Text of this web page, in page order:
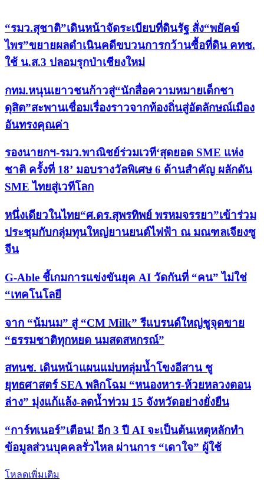
“รมว.สุชาติ”เดินหน้าจัดระเบียบที่ดินรัฐ สั่ง“พยัคฆ์
ไพร”ขยายผลดำเนินคดีขบวนการกว้านซื้อที่ดิน คทช.
ใช้ น.ส.3 ปลอมรุกป่าเชียงใหม่
กทม.หนุนเยาวชนก้าวสู่“นักสื่อความหมายเด็กชา
ดุสิต”สะพานเชื่อมเรื่องราวจากท้องถิ่นสู่อัตลักษณ์เมือง
อันทรงคุณค่า
รองนายกฯ-รมว.พาณิชย์ร่วมเวที‘สุดยอด SME แห่ง
ชาติ ครั้งที่ 18’ มอบรางวัลพิเศษ 6 ด้านสำคัญ ผลักดัน
SME ไทยสู่เวทีโลก
หนึ่งเดียวในไทย“ศ.ดร.สุพรทิพย์ พรหมจรรยา”เข้าร่วม
ประชุมกับกลุ่มทุนใหญ่ยานยนต์ไฟฟ้า ณ มณฑลเจียงซู
จีน
G-Able ชี้เกมการแข่งขันยุค AI วัดกันที่ “คน” ไม่ใช่
“เทคโนโลยี
จาก “น้มนม” สู่ “CM Milk” รีแบรนด์ใหญ่ชูจุดขาย
“ธรรมชาติทุกหยด นมสดสหกรณ์”
สทนช. เดินหน้าแผนแม่บทลุ่มน้ำโขงอีสาน ชู
ยุทธศาสตร์ SEA พลิกโฉม “หนองหาร-ห้วยหลวงตอน
ล่าง” มุ่งแก้แล้ง-ลดน้ำท่วม 15 จังหวัดอย่างยั่งยืน
“การ์ทเนอร์”เตือน! อีก 3 ปี AI จะเป็นต้นเหตุหลักทำ
ข้อมูลส่วนบุคคลรั่วไหล ผ่านการ “เดาใจ” ผู้ใช้
โหลดเพิ่มเติม